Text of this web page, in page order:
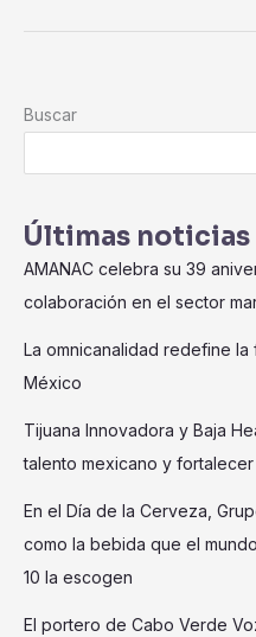
Buscar
Últimas noticias
AMANAC celebra su 39
colaboración en el sector
La omnicanalidad redefine
México
Tijuana Innovadora y Baja
talento mexicano y
En el Día de la Cerveza,
como la bebida que el
10 la escogen
El portero de Cabo Verde